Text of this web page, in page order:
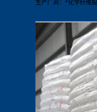
生产厂商：*化学纤维